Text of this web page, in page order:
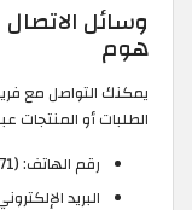
وسائل
هوم
يمكنك التواصل مع
الطلبات أو المنتجات
رقم الهاتف: (00971523509471).
البريد